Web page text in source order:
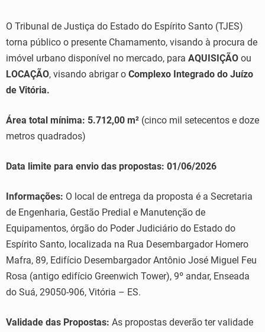
O Tribunal de Justiça do Estado do Espírito Santo (TJES)
torna público o presente Chamamento, visando à procura de
imóvel urbano disponível no mercado, para AQUISIÇÃO ou
LOCAÇÃO, visando abrigar o Complexo Integrado do Juízo
de Vitória.
Área total mínima: 5.712,00 m² (cinco mil setecentos e doze
metros quadrados)
Data limite para envio das propostas: 01/06/2026
Informações: O local de entrega da proposta é a Secretaria
de Engenharia, Gestão Predial e Manutenção de
Equipamentos, órgão do Poder Judiciário do Estado do
Espírito Santo, localizada na Rua Desembargador Homero
Mafra, 89, Edifício Desembargador Antônio José Miguel Feu
Rosa (antigo edifício Greenwich Tower), 9º andar, Enseada
do Suá, 29050-906, Vitória – ES.
Validade das Propostas: As propostas deverão ter validade